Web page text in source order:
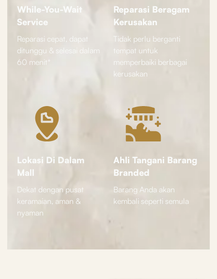
While-You-Wait
Service
Reparasi cepat, dapat
ditunggu & selesai dalam
60 menit*
Reparasi Beragam
Kerusakan
Tidak perlu berganti
tempat untuk
memperbaiki berbagai
kerusakan
Lokasi Di Dalam
Mall
Dekat dengan pusat
keramaian, aman &
nyaman
Ahli Tangani Barang
Branded
Barang Anda akan
kembali seperti semula